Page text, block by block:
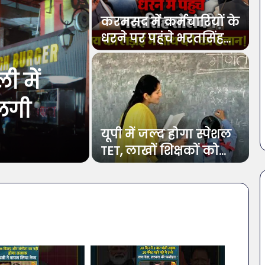
में
करमसद में कर्मचारियों के
धरने पर पहुंचे भरतसिंह
सोलंकी, कांग्रेस ने उठाई…
यूपी में जल्द होगा स्पेशल
TET, लाखों शिक्षकों को
मिलेगी राहत?
पानी